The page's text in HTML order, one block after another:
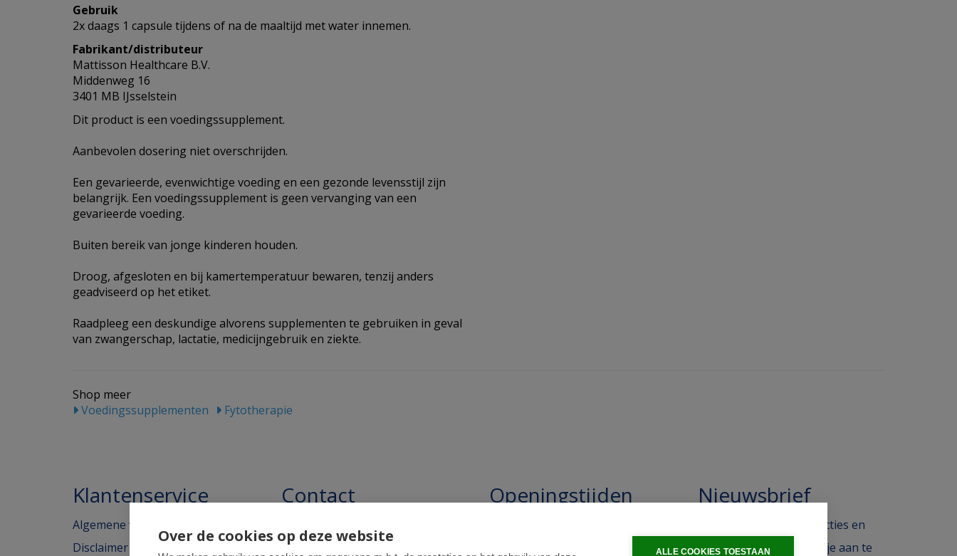
Gebruik
2x daags 1 capsule tijdens of na de maaltijd met water innemen.
Fabrikant/distributeur
Mattisson Healthcare B.V.
Middenweg 16
3401 MB IJsselstein
Dit product is een voedingssupplement.
Aanbevolen dosering niet overschrijden.
Een gevarieerde, evenwichtige voeding en een gezonde levensstijl zijn
belangrijk. Een voedingssupplement is geen vervanging van een
gevarieerde voeding.
Buiten bereik van jonge kinderen houden.
Droog, afgesloten en bij kamertemperatuur bewaren, tenzij anders
geadviseerd op het etiket.
Raadpleeg een deskundige alvorens supplementen te gebruiken in geval
van zwangerschap, lactatie, medicijngebruik en ziekte.
Shop meer
Voedingssupplementen
Fytotherapie
Klantenservice
Algemene voorwaarden
Disclaimer
Contact Openingstijden Nieuwsbrief
Blijf op de hoogte van acties en
het laatste nieuws door je aan te
Over de cookies op deze website
ALLE COOKIES TOESTAAN